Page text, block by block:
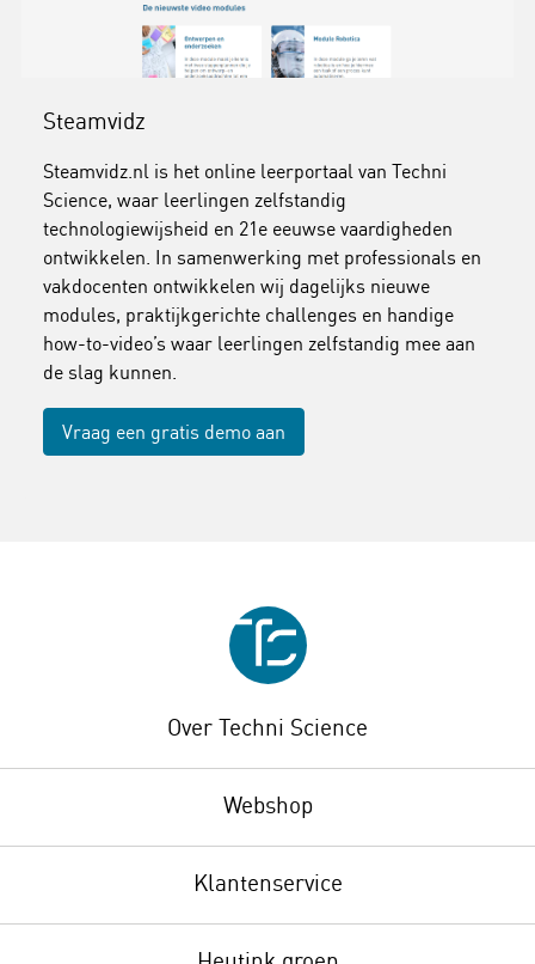
Steamvidz
Steamvidz.nl is het online leerportaal van Techni
Science, waar leerlingen zelfstandig
technologiewijsheid en 21e eeuwse vaardigheden
ontwikkelen. In samenwerking met professionals en
vakdocenten ontwikkelen wij dagelijks nieuwe
modules, praktijkgerichte challenges en handige
how-to-video’s waar leerlingen zelfstandig mee aan
de slag kunnen.
Vraag een gratis demo aan
Over Techni Science
Webshop
Klantenservice